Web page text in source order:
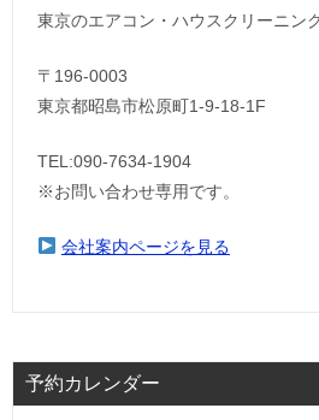
東京のエアコン・ハウスクリーニン
〒196-0003
東京都昭島市松原町1-9‐18‐1F
TEL:090-7634-1904
※お問い合わせ専用です。
会社案内ページを見る
予約カレンダー